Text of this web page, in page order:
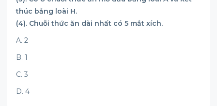
thúc bằng loài H.
(4). Chuỗi thức ăn dài nhất có 5 mắt xích.
A. 2
B. 1
C. 3
D. 4